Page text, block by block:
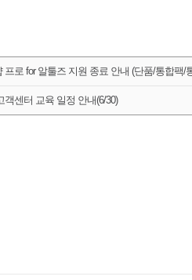
프로 for 알툴즈 지원 종료 안내 (단품/통합팩/
객센터 교육 일정 안내(6/30)